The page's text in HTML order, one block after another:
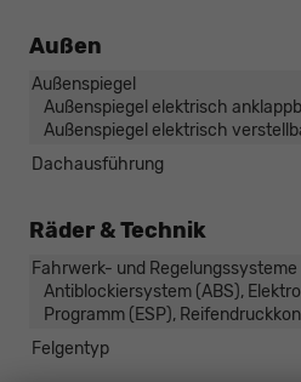
Außen
Außenspiegel
Außenspiegel elektrisch
Außenspiegel elektrisch
Dachausführung
Räder & Technik
Fahrwerk- und Regelungssysteme
Antiblockiersystem (ABS),
Programm (ESP),
Felgentyp